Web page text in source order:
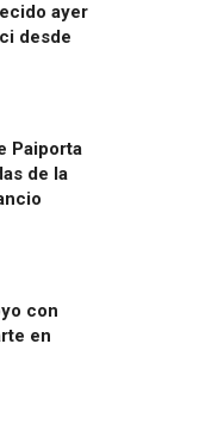
ayer
desde
Paiporta
de la
con
en